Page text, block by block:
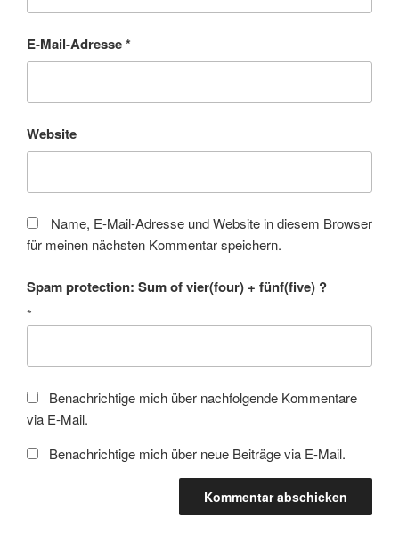
E-Mail-Adresse*
Website
Name, E-Mail-Adresse und Website in diesem Browser
für meinen nächsten Kommentar speichern.
Spam protection: Sum of vier(four) + fünf(five) ?
*
Benachrichtige mich über nachfolgende Kommentare
via E-Mail.
Benachrichtige mich über neue Beiträge via E-Mail.